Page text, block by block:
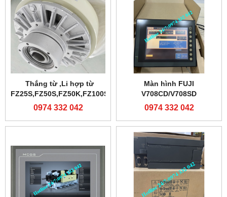
Thắng từ ,Li hợp từ
FZ25S,FZ50S,FZ50K,FZ100S
0974 332 042
Màn hình FUJI
V708CD/V708SD
0974 332 042